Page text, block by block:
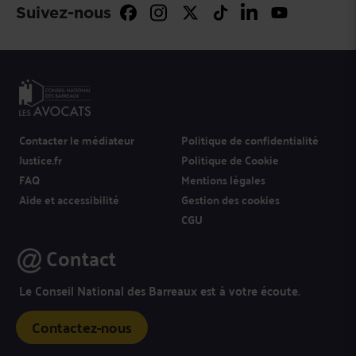
Suivez-nous
Contacter le médiateur
Justice.fr
FAQ
Aide et accessibilité
Politique de confidentialité
Politique de Cookie
Mentions légales
Gestion des cookies
CGU
Contact
Le Conseil National des Barreaux est à votre écoute.
Contactez-nous